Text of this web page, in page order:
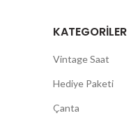
KATEGORILER
Vintage Saat
Hediye Paketi
Çanta